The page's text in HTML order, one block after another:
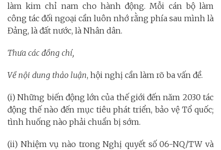
làm kim chỉ nam cho hành động. Mỗi cán bộ làm
công tác đối ngoại cần luôn nhớ rằng phía sau mình là
Đảng, là đất nước, là Nhân dân.
Thưa các đồng chí,
Về nội dung thảo luận, hội nghị cần làm rõ ba vấn đề.
(i) Những biến động lớn của thế giới đến năm 2030 tác
động thế nào đến mục tiêu phát triển, bảo vệ Tổ quốc;
tình huống nào phải chuẩn bị sớm.
(ii) Nhiệm vụ nào trong Nghị quyết số 06-NQ/TW và